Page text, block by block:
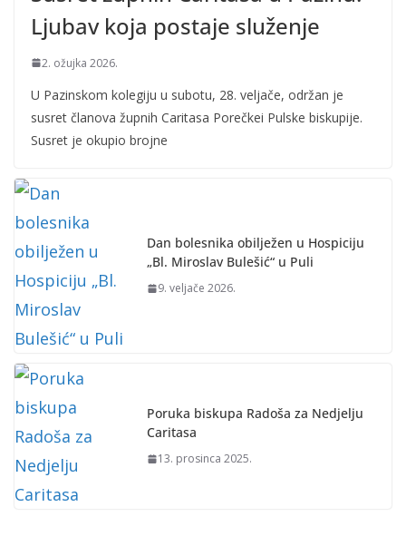
Ljubav koja postaje služenje
2. ožujka 2026.
U Pazinskom kolegiju u subotu, 28. veljače, održan je
susret članova župnih Caritasa Porečkei Pulske biskupije.
Susret je okupio brojne
Dan bolesnika obilježen u Hospiciju
„Bl. Miroslav Bulešić“ u Puli
9. veljače 2026.
Poruka biskupa Radoša za Nedjelju
Caritasa
13. prosinca 2025.